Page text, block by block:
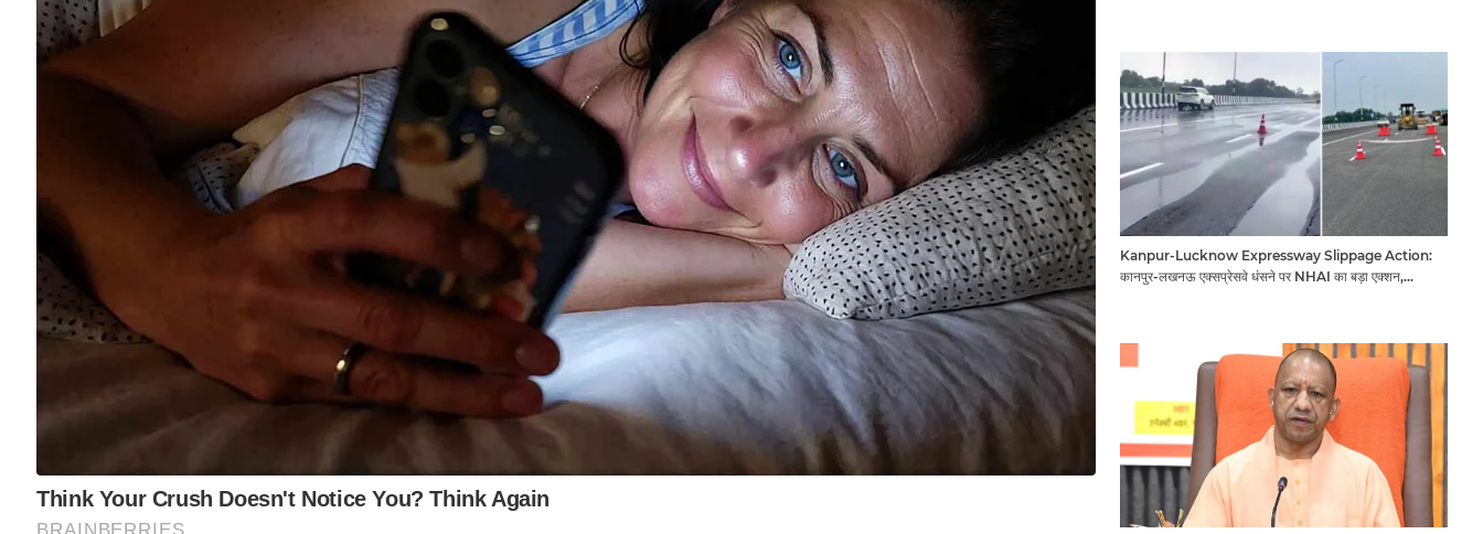
Kanpur-Lucknow Expressway Slippage Action:
कानपुर-लखनऊ एक्सप्रेसवे धंसने पर NHAI का बड़ा एक्शन,